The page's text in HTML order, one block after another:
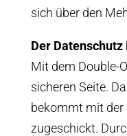
sich über den
Der
Mit dem Double-
sicheren Seite.
bekommt mit der
zugeschickt.